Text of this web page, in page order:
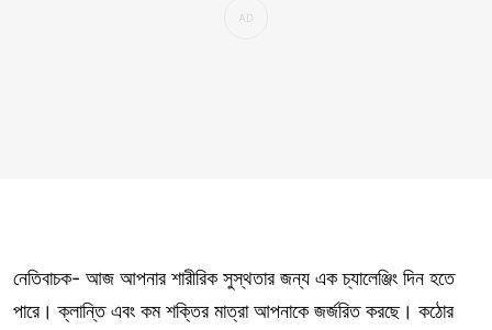
নেতিবাচক- আজ আপনার শারীরিক সুস্থতার জন্য এক চ্যালেঞ্জিং দিন হতে
পারে। ক্লান্তি এবং কম শক্তির মাত্রা আপনাকে জর্জরিত করছে। কঠোর